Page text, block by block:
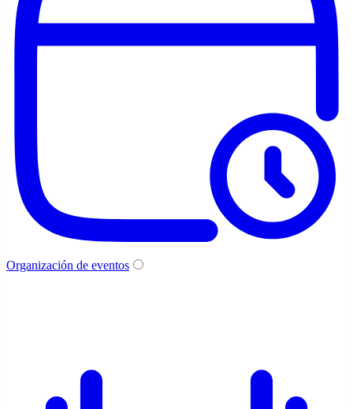
Organización de eventos